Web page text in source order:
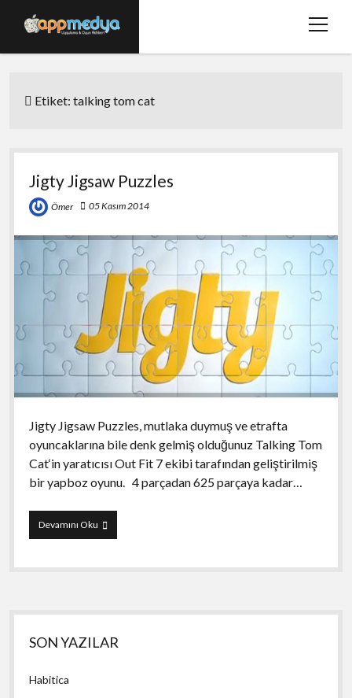
menüyü
Hakkımızda
twitterfacebook
Etiket:talking tom cat
Jigty Jigsaw Puzzles
Ömer 05 Kasım 2014
Jigty Jigsaw Puzzles, mutlaka duymuş ve etrafta
oyuncaklarına bile denk gelmiş olduğunuz Talking Tom
Cat‘in yaratıcısı Out Fit 7 ekibi tarafından geliştirilmiş
bir yapboz oyunu. 4 parçadan 625 parçaya kadar…
Devamını OkuJigty
Jigsaw
Yan
Menü
SON YAZILAR
Habitica